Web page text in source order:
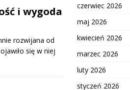
i wygoda
rozwijana od
się w niej
czerwiec 2026
maj 2026
kwiecień 2026
marzec 2026
luty 2026
styczeń 2026